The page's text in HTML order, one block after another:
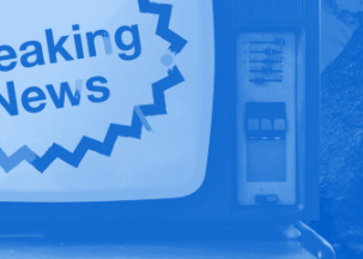
offrono spunti concreti, discussioni
che contano davvero per l’industria